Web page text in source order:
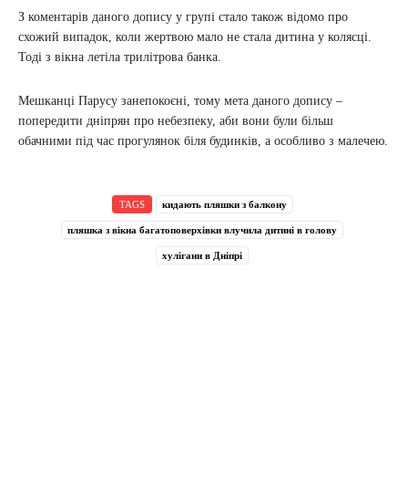
З коментарів даного допису у групі стало також відомо про
схожий випадок, коли жертвою мало не стала дитина у колясці.
Тоді з вікна летіла трилітрова банка.
Мешканці Парусу занепокоєні, тому мета даного допису –
попередити дніпрян про небезпеку, аби вони були більш
обачними під час прогулянок біля будинків, а особливо з малечею.
TAGS кидають пляшки з балкону
пляшка з вікна багатоповерхівки влучила дитині в голову
хулігани в Дніпрі